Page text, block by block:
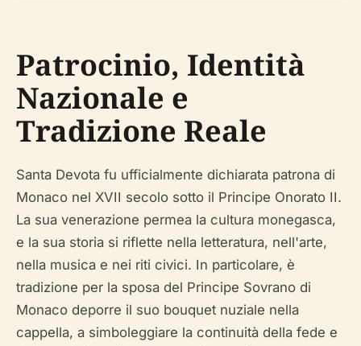
Patrocinio, Identità
Nazionale e
Tradizione Reale
Santa Devota fu ufficialmente dichiarata patrona di
Monaco nel XVII secolo sotto il Principe Onorato II.
La sua venerazione permea la cultura monegasca,
e la sua storia si riflette nella letteratura, nell'arte,
nella musica e nei riti civici. In particolare, è
tradizione per la sposa del Principe Sovrano di
Monaco deporre il suo bouquet nuziale nella
cappella, a simboleggiare la continuità della fede e